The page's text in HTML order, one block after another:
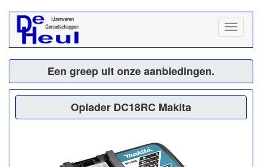
Een greep uit onze aanbiedingen.
Oplader DC18RC Makita